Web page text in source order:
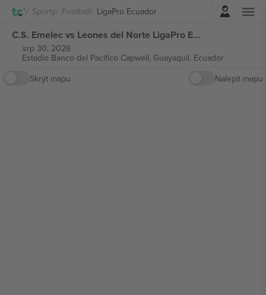
Sporty Football LigaPro EcuadorPřihlásit se
C.S. Emelec vs Leones del Norte LigaPro Ecuador vstupenek
srp 30, 2026
Estadio Banco del Pacífico Capwell, Guayaquil, Ecuador
Skrýt mapu
Nalepit mapu